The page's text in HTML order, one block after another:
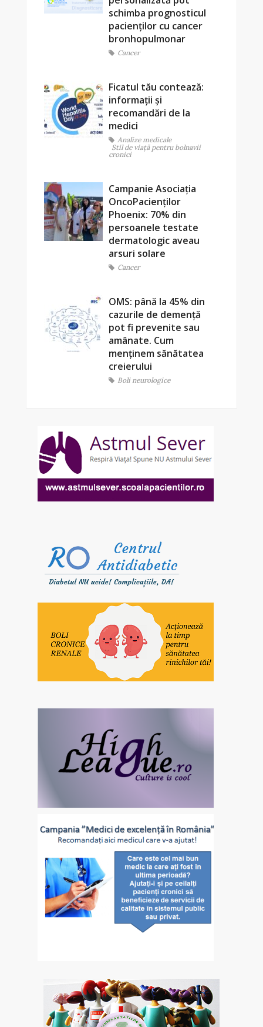
schimba prognosticul
pacienților cu cancer
bronhopulmonar
Cancer
Ficatul tău contează:
informații și
recomandări de la
medici
Analize medicale
Stil de viaţă pentru bolnavii
cronici
Campanie Asociația
OncoPacienților
Phoenix: 70% din
persoanele testate
dermatologic aveau
arsuri solare
Cancer
OMS: până la 45% din
cazurile de demență
pot fi prevenite sau
amânate. Cum
menținem sănătatea
creierului
Boli neurologice